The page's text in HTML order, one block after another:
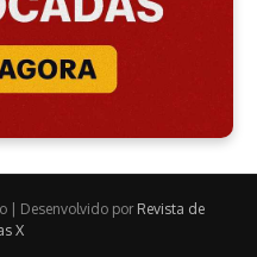
| Desenvolvido por Revista de
X